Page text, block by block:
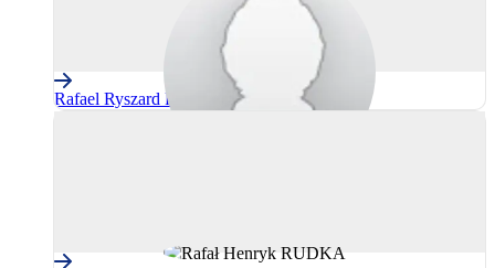
Rafael Ryszard ROKASZEWICZ